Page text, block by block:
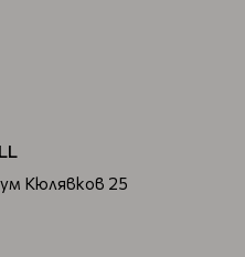
Кюлявков 25